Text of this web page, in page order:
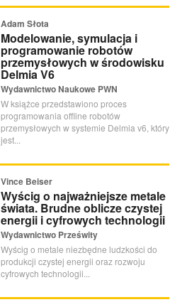
Adam Słota
Modelowanie, symulacja i
programowanie robotów
przemysłowych w środowisku
Delmia V6
Wydawnictwo Naukowe PWN
W książce przedstawiono proces
programowania offline robotów
przemysłowych w systemie Delmia v6, który
jest...
Vince Beiser
Wyścig o najważniejsze metale
świata. Brudne oblicze czystej
energii i cyfrowych technologii
Wydawnictwo Prześwity
Wyścig o metale niezbędne ludzkości do
produkcji czystej energii oraz rozwoju
cyfrowych technologii...